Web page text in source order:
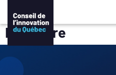
Infolettre